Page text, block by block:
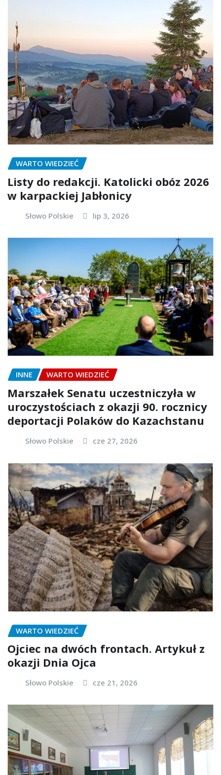
WARTO WIEDZIEĆ
Listy do redakcji. Katolicki obóz 2026
w karpackiej Jabłonicy
Słowo Polskie lip 3, 2026
INNE WARTO WIEDZIEĆ
Marszałek Senatu uczestniczyła w
uroczystościach z okazji 90. rocznicy
deportacji Polaków do Kazachstanu
Słowo Polskie cze 27, 2026
WARTO WIEDZIEĆ
Ojciec na dwóch frontach. Artykuł z
okazji Dnia Ojca
Słowo Polskie cze 21, 2026